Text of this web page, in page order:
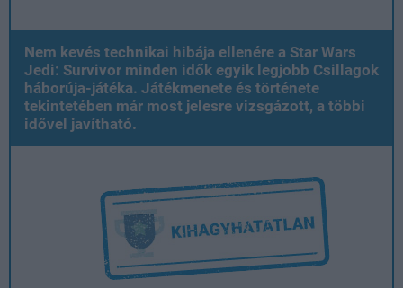
Nem kevés technikai hibája ellenére a Star Wars
Jedi: Survivor minden idők egyik legjobb Csillagok
háborúja-játéka. Játékmenete és története
tekintetében már most jelesre vizsgázott, a többi
idővel javítható.